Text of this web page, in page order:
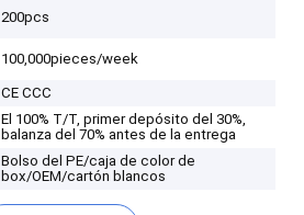
200pcs
100,000pieces/week
CE CCC
El 100% T/T, primer depósito del 30%,
balanza del 70% antes de la entrega
Bolso del PE/caja de color de
box/OEM/cartón blancos